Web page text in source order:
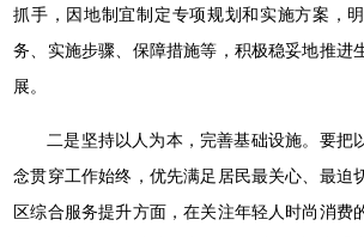
抓手，因地制宜制定专项规划和实施方案，
务、实施步骤、保障措施等，积极稳妥地推进
展。
二是坚持以人为本，完善基础设施。要把
念贯穿工作始终，优先满足居民最关心、最迫
区综合服务提升方面，在关注年轻人时尚消费